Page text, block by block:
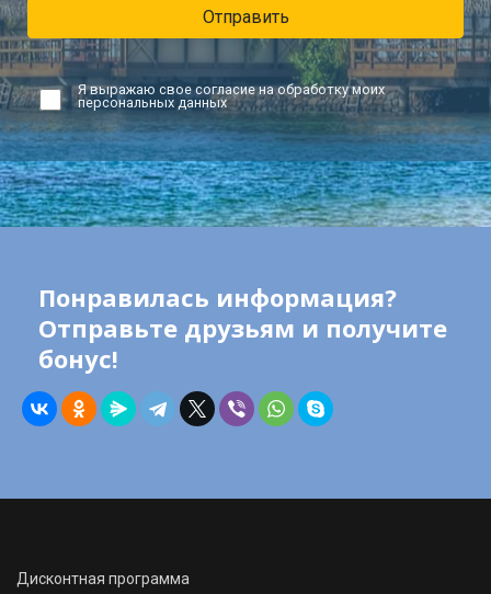
Отправить
Я выражаю свое согласие на обработку моих
персональных данных
Понравилась информация?
Отправьте друзьям и получите
бонус!
Дисконтная программа